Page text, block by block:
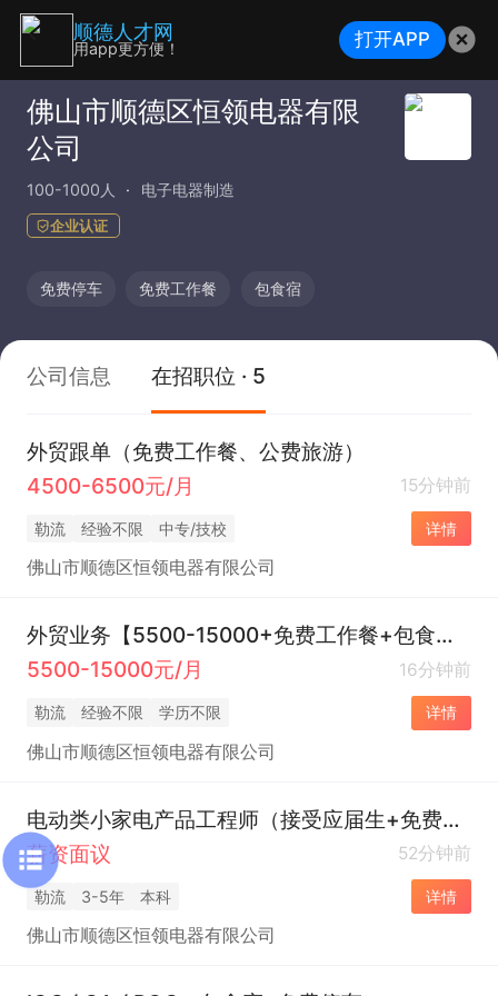
佛山市顺德区恒领电器有限
公司
100-1000人 电子电器制造
企业认证
免费停车 免费工作餐 包食宿
公司信息 在招职位 · 5
外贸跟单（免费工作餐、公费旅游）
4500-6500元/月
15分钟前
勒流 经验不限 中专/技校 详情
佛山市顺德区恒领电器有限公司
外贸业务【5500-15000+免费工作餐+包食宿】
5500-15000元/月
16分钟前
勒流 经验不限 学历不限 详情
佛山市顺德区恒领电器有限公司
电动类小家电产品工程师（接受应届生+免费工作餐）
薪资面议
52分钟前
勒流 3-5年 本科 详情
佛山市顺德区恒领电器有限公司
顺德人才网
用app更方便！ 打开APP